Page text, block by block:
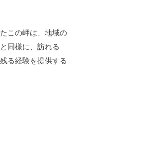
この岬は、地域の
同様に、訪れる
る経験を提供する